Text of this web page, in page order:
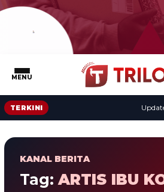
MENU
TERKINI
KANAL BERITA
Tag: ARTIS IBU